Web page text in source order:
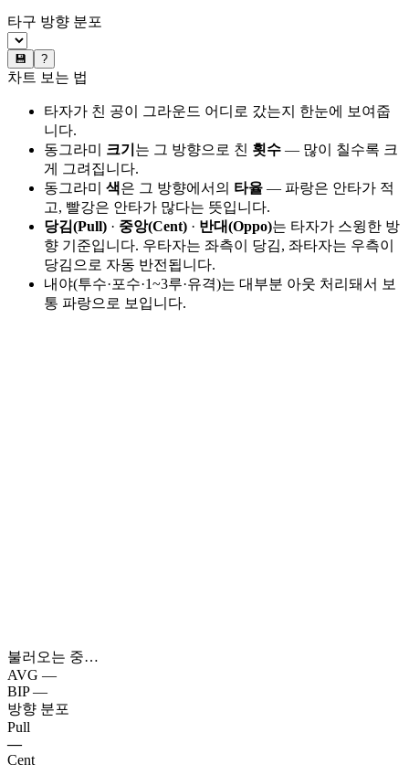
타구 방향 분포
💾 ?
차트 보는 법
타자가 친 공이 그라운드 어디로 갔는지 한눈에 보여줍
니다.
동그라미 크기 는 그 방향으로 친 횟수 — 많이 칠수록 크
게 그려집니다.
동그라미 색은 그 방향에서의 타율 — 파랑은 안타가 적
고, 빨강은 안타가 많다는 뜻입니다.
당김(Pull) · 중앙(Cent) · 반대(Oppo)는 타자가 스윙한 방
향 기준입니다. 우타자는 좌측이 당김, 좌타자는 우측이
당김으로 자동 반전됩니다.
내야(투수·포수·1~3루·유격)는 대부분 아웃 처리돼서 보
통 파랑으로 보입니다.
불러오는 중…
AVG —
BIP —
방향 분포
Pull
—
Cent